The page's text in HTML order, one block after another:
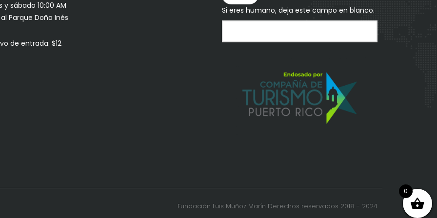
y sábado 10:00 AM
Parque Doña Inés
de entrada: $12
Si eres humano, deja este campo en blanco.
Fundación Luis Muñoz Marín Derechos reservados 2018 - 2024
0